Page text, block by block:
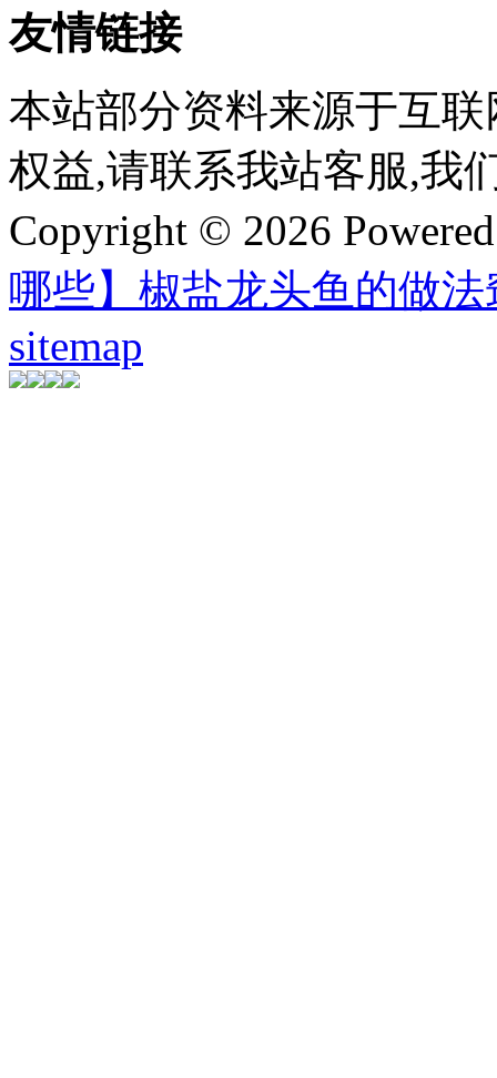
友情链接
本站部分资料来源于互
权益,请联系我站客服,我
Copyright © 2026
哪些】椒盐龙头鱼的做法
sitemap